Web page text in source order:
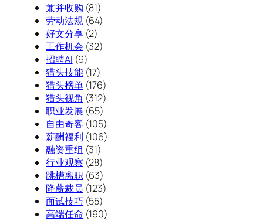
兼并收购 (81)
劳动法规(64)
好文分享(2)
工作机会 (32)
招聘AI (9)
猎头技能(17)
猎头榜单(176)
猎头视角 (312)
职业发展 (65)
自由奇客 (105)
薪酬福利 (106)
融资重组 (31)
行业观察 (28)
跳槽离职(63)
降薪裁员 (123)
面试技巧 (55)
高端任命 (190)